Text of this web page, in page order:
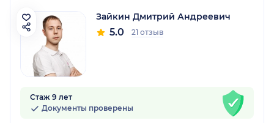
Зайкин Дмитрий Андреевич
5.0 21 отзыв
Стаж 9 лет
Документы проверены